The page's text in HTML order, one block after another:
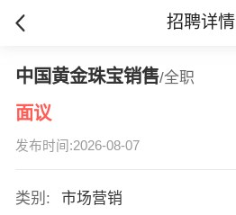
招聘详情
中国黄金珠宝销售/全职
面议
发布时间:2026-08-07
类别:
市场营销